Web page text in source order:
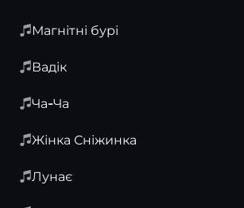
Магнітні бурі
Вадік
Ча-Ча
Жінка Сніжинка
Лунає